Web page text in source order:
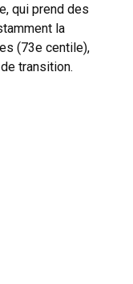
qui prend des
la
(73e centile),
transition.